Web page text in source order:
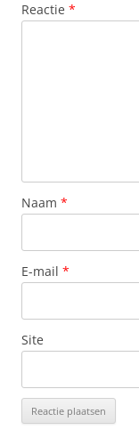
Reactie *
Naam *
E-mail *
Site